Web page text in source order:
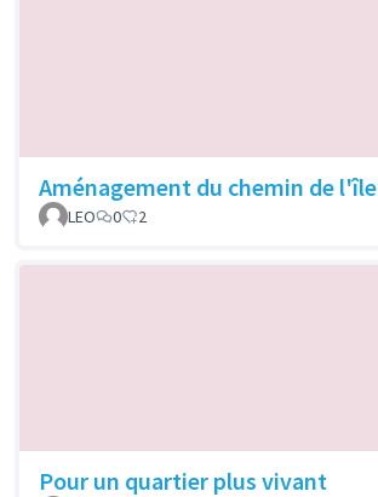
Aménagement du chemin de l'île
LEO 0 2
Pour un quartier plus vivant